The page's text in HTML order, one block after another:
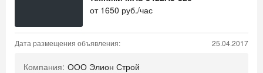
от 1650 руб./час
Дата размещения объявления: 25.04.2017
Компания: ООО Элион Строй